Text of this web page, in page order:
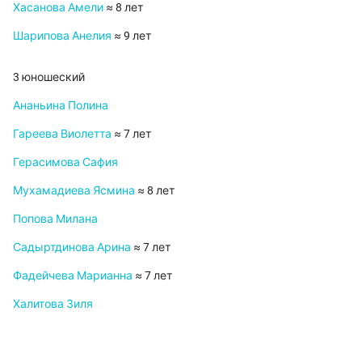
Хасанова Амели ≈ 8 лет
Шарипова Анелия ≈ 9 лет
3 юношеский
Ананьина Полина
Гареева Виолетта ≈ 7 лет
Герасимова Сафия
Мухамадиева Ясмина ≈ 8 лет
Попова Милана
Садыртдинова Арина ≈ 7 лет
Фадейчева Марианна ≈ 7 лет
Халитова Зиля